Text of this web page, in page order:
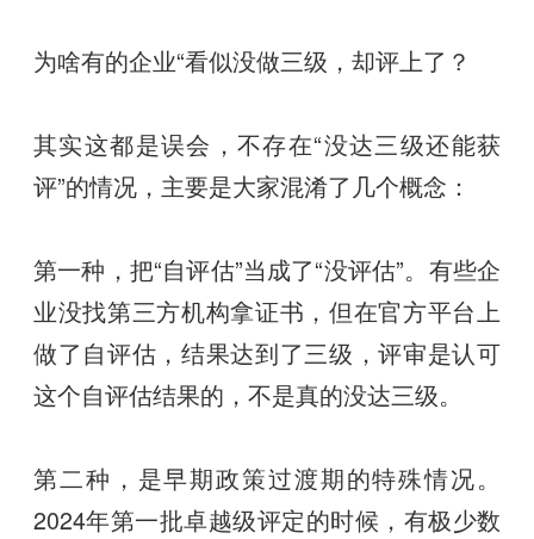
为啥有的企业“看似没做三级，却评上了？
其实这都是误会，不存在“没达三级还能获
评”的情况，主要是大家混淆了几个概念：
第一种，把“自评估”当成了“没评估”。有些企
业没找第三方机构拿证书，但在官方平台上
做了自评估，结果达到了三级，评审是认可
这个自评估结果的，不是真的没达三级。
第二种，是早期政策过渡期的特殊情况。
2024年第一批卓越级评定的时候，有极少数